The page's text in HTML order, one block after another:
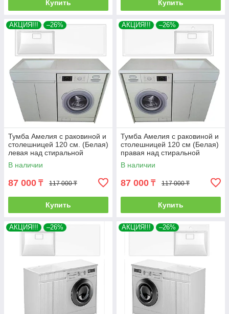
Купить Купить
АКЦИЯ!!! –26%
Тумба Амелия с раковиной и
столешницей 120 см. (Белая)
левая над стиральной
машиной. РФ
В наличии
87 000 ₸ 117 000 ₸
Купить
АКЦИЯ!!! –26%
Тумба Амелия с раковиной и
столешницей 120 см (Белая)
правая над стиральной
машиной. РФ
В наличии
87 000 ₸ 117 000 ₸
Купить
АКЦИЯ!!! –26% АКЦИЯ!!! –26%